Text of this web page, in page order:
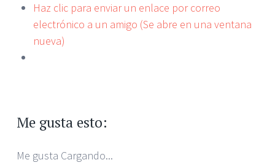
Haz clic para enviar un enlace por correo
electrónico a un amigo (Se abre en una ventana
nueva)
Me gusta esto:
Me gusta Cargando...